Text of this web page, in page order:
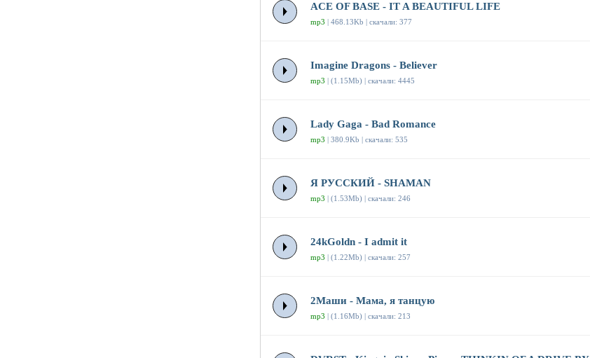
ACE OF BASE - IT A BEAUTIFUL LIFE
mp3 | 468.13Kb | скачали: 377
Imagine Dragons - Believer
mp3 | (1.15Mb) | скачали: 4445
Lady Gaga - Bad Romance
mp3 | 380.9Kb | скачали: 535
Я РУССКИЙ - SHAMAN
mp3 | (1.53Mb) | скачали: 246
24kGoldn - I admit it
mp3 | (1.22Mb) | скачали: 257
2Маши - Мама, я танцую
mp3 | (1.16Mb) | скачали: 213